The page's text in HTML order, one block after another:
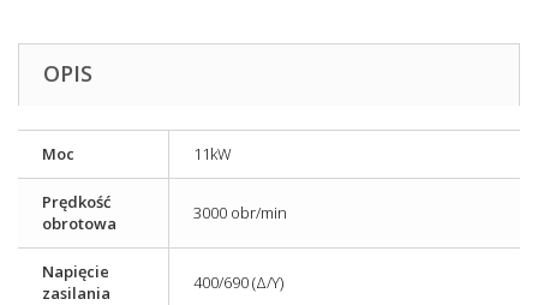
OPIS
Moc 11kW
Prędkość
obrotowa
3000 obr/min
Napięcie
zasilania
400/690 (Δ/Y)